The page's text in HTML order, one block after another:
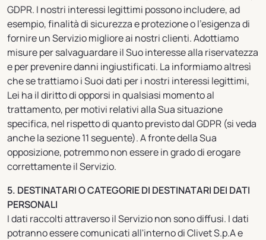
GDPR. I nostri interessi legittimi possono includere, ad
esempio, finalità di sicurezza e protezione o l’esigenza di
fornire un Servizio migliore ai nostri clienti. Adottiamo
misure per salvaguardare il Suo interesse alla riservatezza
e per prevenire danni ingiustificati. La informiamo altresì
che se trattiamo i Suoi dati per i nostri interessi legittimi,
Lei ha il diritto di opporsi in qualsiasi momento al
trattamento, per motivi relativi alla Sua situazione
specifica, nel rispetto di quanto previsto dal GDPR (si veda
anche la sezione 11 seguente). A fronte della Sua
opposizione, potremmo non essere in grado di erogare
correttamente il Servizio.
5. DESTINATARI O CATEGORIE DI DESTINATARI DEI DATI
PERSONALI
I dati raccolti attraverso il Servizio non sono diffusi. I dati
potranno essere comunicati all'interno di Clivet S.p.A e